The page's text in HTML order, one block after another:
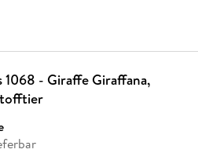
1068 - Giraffe Giraffana,